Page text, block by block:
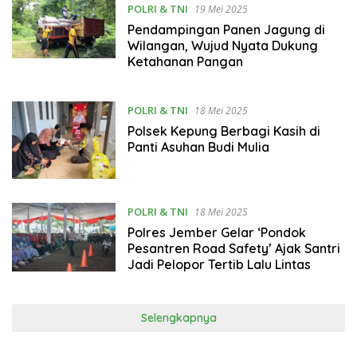
POLRI & TNI 19 Mei 2025
Pendampingan Panen Jagung di
Wilangan, Wujud Nyata Dukung
Ketahanan Pangan
POLRI & TNI 18 Mei 2025
Polsek Kepung Berbagi Kasih di
Panti Asuhan Budi Mulia
POLRI & TNI 18 Mei 2025
Polres Jember Gelar ‘Pondok
Pesantren Road Safety’ Ajak Santri
Jadi Pelopor Tertib Lalu Lintas
Selengkapnya